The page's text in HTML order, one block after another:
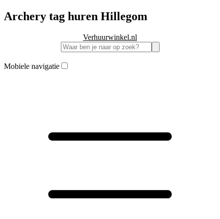
Archery tag huren Hillegom
Verhuurwinkel.nl
Mobiele navigatie